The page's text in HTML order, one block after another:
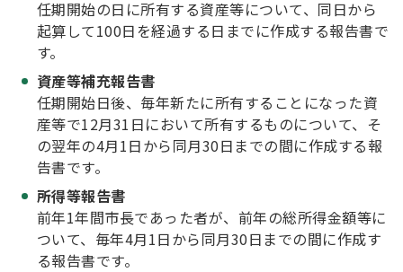
任期開始の日に所有する資産等について、同日から
起算して100日を経過する日までに作成する報告書で
す。
資産等補充報告書
任期開始日後、毎年新たに所有することになった資
産等で12月31日において所有するものについて、そ
の翌年の4月1日から同月30日までの間に作成する報
告書です。
所得等報告書
前年1年間市長であった者が、前年の総所得金額等に
ついて、毎年4月1日から同月30日までの間に作成す
る報告書です。